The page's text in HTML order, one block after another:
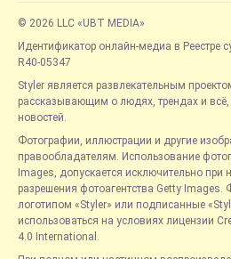
© 2026 LLC «UBT MEDIA»
Идентификатор онлайн-медиа в Реестре
R40-05347
Styler является развлекательным
рассказывающим о людях, трендах и всё,
новостей.
Фотографии, иллюстрации и другие
правообладателям. Использование
Images, допускается исключительно при
разрешения фотоагентства Getty
логотипом «Styler» или подписанные
использоваться на условиях лицензии
4.0 International.